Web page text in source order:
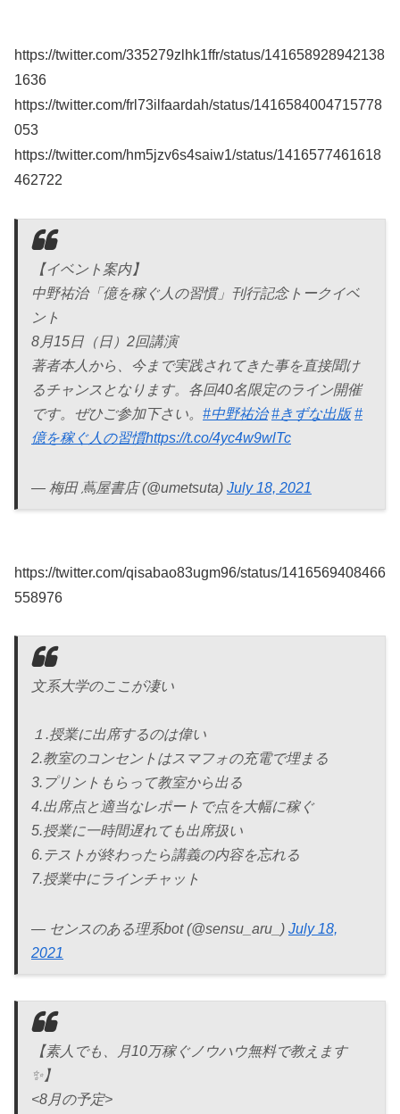
https://twitter.com/335279zlhk1ffr/status/141658928942138
1636
https://twitter.com/frl73ilfaardah/status/1416584004715778
053
https://twitter.com/hm5jzv6s4saiw1/status/1416577461618
462722
【イベント案内】
中野祐治「億を稼ぐ人の習慣」刊行記念トークイベ
ント
8月15日（日）2回講演
著者本人から、今まで実践されてきた事を直接聞け
るチャンスとなります。各回40名限定のライン開催
です。ぜひご参加下さい。 #中野祐治 #きずな出版 #
億を稼ぐ人の習慣https://t.co/4yc4w9wlTc
— 梅田 蔦屋書店 (@umetsuta) July 18, 2021
https://twitter.com/qisabao83ugm96/status/1416569408466
558976
文系大学のここが凄い
１.授業に出席するのは偉い
2.教室のコンセントはスマフォの充電で埋まる
3.プリントもらって教室から出る
4.出席点と適当なレポートで点を大幅に稼ぐ
5.授業に一時間遅れても出席扱い
6.テストが終わったら講義の内容を忘れる
7.授業中にラインチャット
— センスのある理系bot (@sensu_aru_) July 18,
2021
【素人でも、月10万稼ぐノウハウ無料で教えます
✨】
<8月の予定>